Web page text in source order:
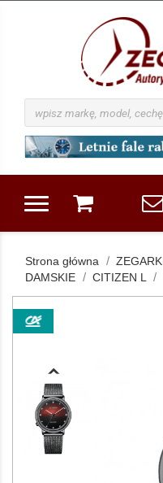
Strona główna ZEGARKI
DAMSKIE
CITIZEN L